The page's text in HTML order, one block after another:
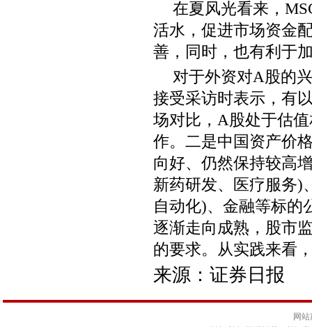
在夏风光看来，
活水，促进市场资金
善，同时，也有利于
对于外资对A股的
接受采访时表示，有
场对比，A股处于估
作。二是中国资产价
向好、仍然保持较高
新药研发、医疗服务)
自动化)、金融等标的
逐渐走向成熟，股市
的要求。从实践来看
来源：证券日报
网